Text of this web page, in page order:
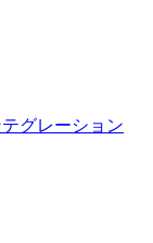
グレーション